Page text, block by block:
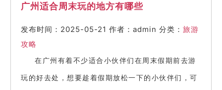
广州适合周末玩的地方有哪些
发布时间：2025-05-21 作者：admin 分类： 旅游
攻略
在广州有着不少适合小伙伴们在周末假期前去游
玩的好去处，想要趁着假期放松一下的小伙伴们，可